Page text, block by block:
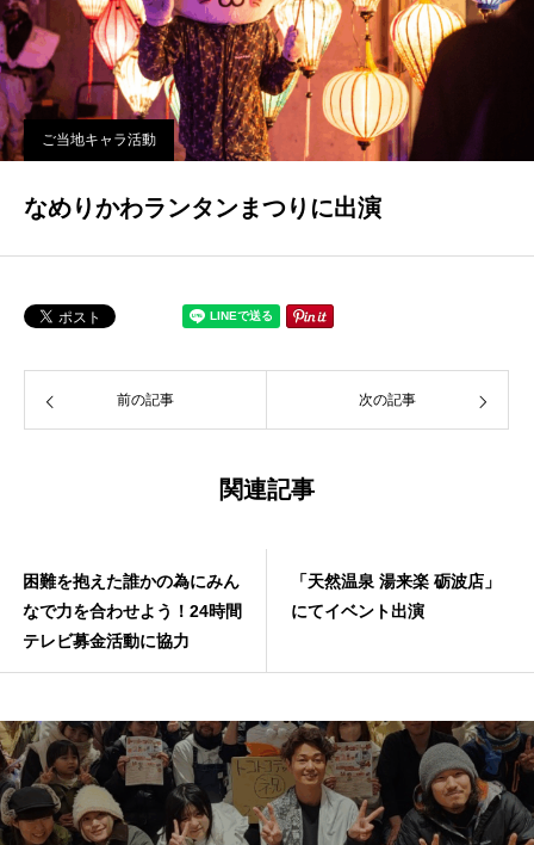
ご当地キャラ活動
なめりかわランタンまつりに出演
前の記事 次の記事
関連記事
困難を抱えた誰かの為にみん
なで力を合わせよう！24時間
テレビ募金活動に協力
「天然温泉 湯来楽 砺波店」
にてイベント出演